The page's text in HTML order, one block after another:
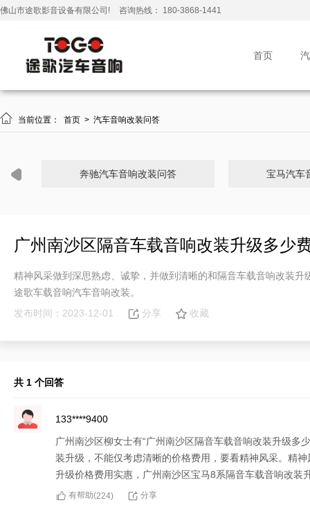
佛山市途歌影音设备有限公司! 咨询热线： 180-3868-1441
首页
 当前位置： 首页 > 汽车音响改装问答
奔驰汽车音响改装问答 宝马汽车
广州南沙区隔音车载音响改装升级多少
精神风采做到深思熟虑、诚挚，并做到清晰的和隔音车载音响改装
途歌车载音响汽车音响改装。
发布时间：2023-12-01
分享 收藏
共 1 个回答
133****9400
广州南沙区柳女士有“广州南沙区隔音车载音响改装升级多
装升级，不能仅考虑清晰的价格费用，要看精神风采。精
升级价格费用实惠，广州南沙区宝马8系隔音车载音响改装
有帮助(224) 分享